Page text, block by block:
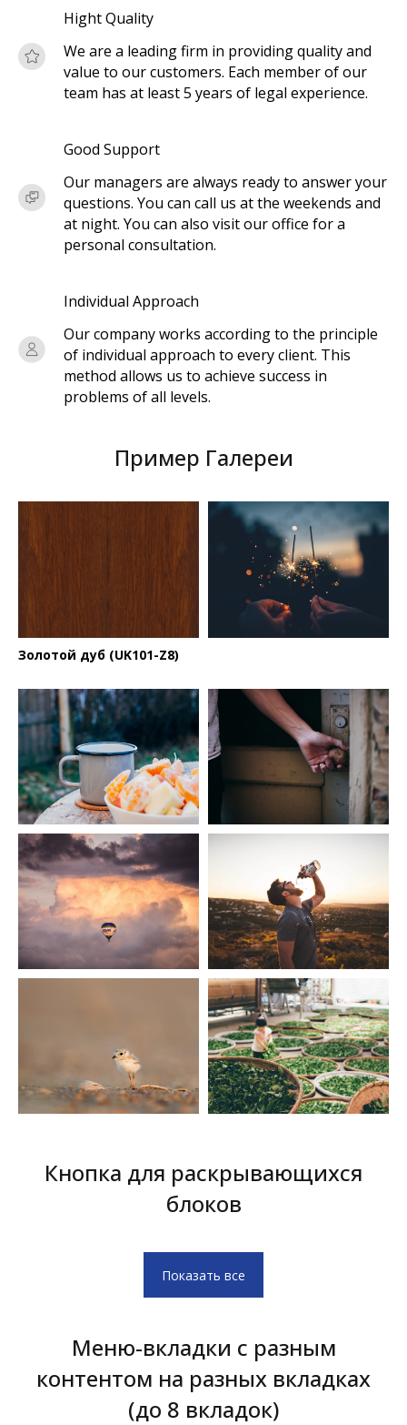
Hight Quality
We are a leading firm in providing quality and
value to our customers. Each member of our
team has at least 5 years of legal experience.
Good Support
Our managers are always ready to answer your
questions. You can call us at the weekends and
at night. You can also visit our office for a
personal consultation.
Individual Approach
Our company works according to the principle
of individual approach to every client. This
method allows us to achieve success in
problems of all levels.
Пример Галереи
Золотой дуб (UK101-Z8)
Кнопка для раскрывающихся
блоков
Показать все
Меню-вкладки с разным
контентом на разных вкладках
(до 8 вкладок)